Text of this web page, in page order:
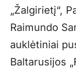
„Žalgirietį“,
Raimundo
auklėtiniai
Baltarusijos